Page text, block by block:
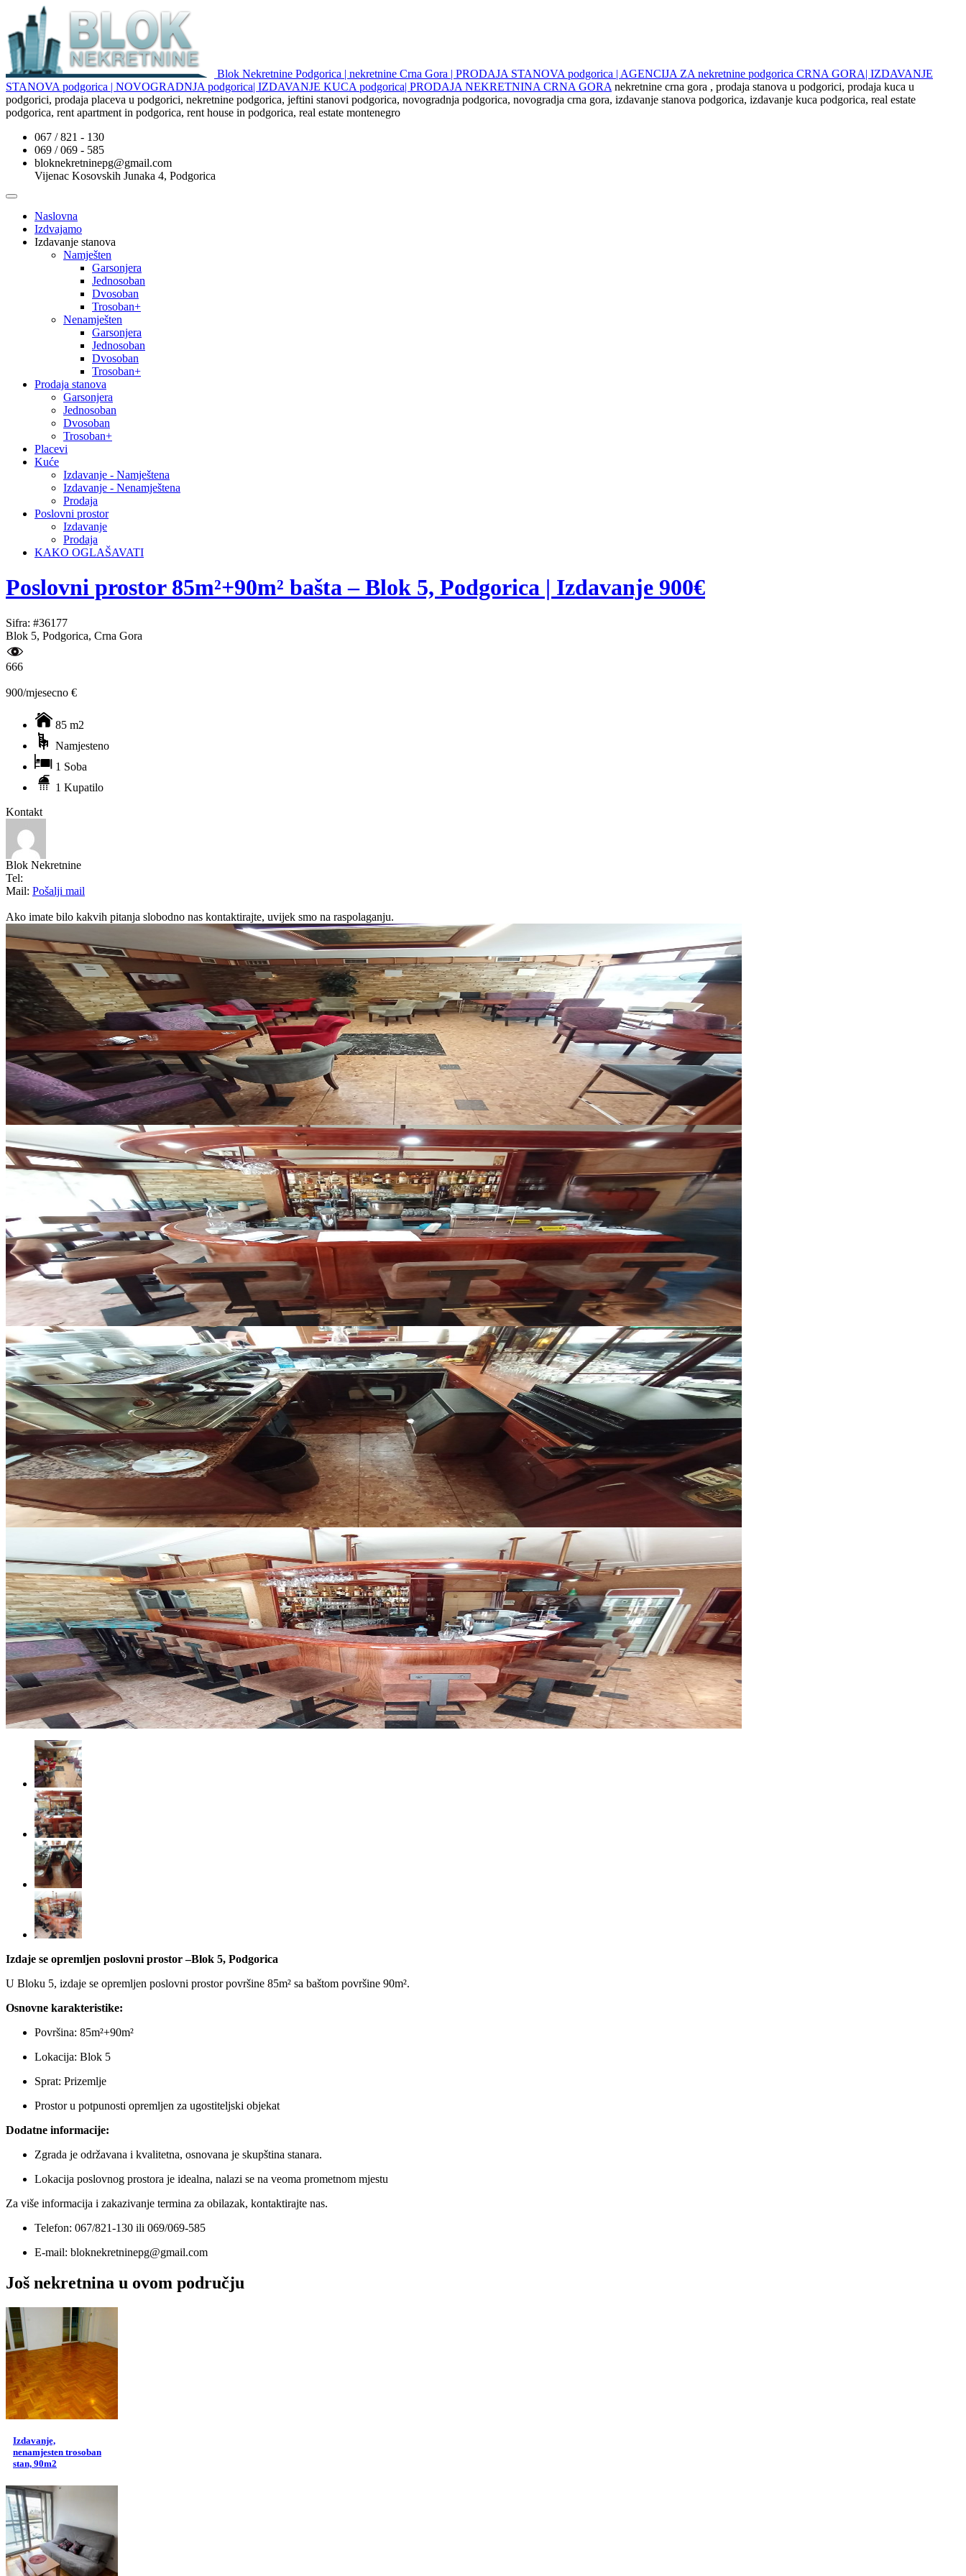
Blok Nekretnine Podgorica | nekretnine Crna Gora | PRODAJA STANOVA podgorica | AGENCIJA ZA nekretnine podgorica CRNA GORA| IZDAVANJE
STANOVA podgorica | NOVOGRADNJA podgorica| IZDAVANJE KUCA podgorica| PRODAJA NEKRETNINA CRNA GORA nekretnine crna gora , prodaja stanova u podgorici, prodaja kuca u
podgorici, prodaja placeva u podgorici, nekretnine podgorica, jeftini stanovi podgorica, novogradnja podgorica, novogradja crna gora, izdavanje stanova podgorica, izdavanje kuca podgorica, real estate
podgorica, rent apartment in podgorica, rent house in podgorica, real estate montenegro
067 / 821 - 130
069 / 069 - 585
bloknekretninepg@gmail.com
Vijenac Kosovskih Junaka 4, Podgorica
Naslovna
Izdvajamo
Izdavanje stanova
Namješten
Garsonjera
Jednosoban
Dvosoban
Trosoban+
Nenamješten
Garsonjera
Jednosoban
Dvosoban
Trosoban+
Prodaja stanova
Garsonjera
Jednosoban
Dvosoban
Trosoban+
Placevi
Kuće
Izdavanje - Namještena
Izdavanje - Nenamještena
Prodaja
Poslovni prostor
Izdavanje
Prodaja
KAKO OGLAŠAVATI
Poslovni prostor 85m²+90m² bašta – Blok 5, Podgorica | Izdavanje 900€
Sifra: #36177
Blok 5, Podgorica, Crna Gora
666
900/mjesecno €
85 m2
Namjesteno
1 Soba
1 Kupatilo
Kontakt
Blok Nekretnine
Tel:
Mail: Pošalji mail
Ako imate bilo kakvih pitanja slobodno nas kontaktirajte, uvijek smo na raspolaganju.
Izdaje se opremljen poslovni prostor –Blok 5, Podgorica
U Bloku 5, izdaje se opremljen poslovni prostor površine 85m² sa baštom površine 90m².
Osnovne karakteristike:
Površina: 85m²+90m²
Lokacija: Blok 5
Sprat: Prizemlje
Prostor u potpunosti opremljen za ugostiteljski objekat
Dodatne informacije:
Zgrada je održavana i kvalitetna, osnovana je skupština stanara.
Lokacija poslovnog prostora je idealna, nalazi se na veoma prometnom mjestu
Za više informacija i zakazivanje termina za obilazak, kontaktirajte nas.
Telefon: 067/821-130 ili 069/069-585
E-mail: bloknekretninepg@gmail.com
Još nekretnina u ovom području
Izdavanje,
nenamjesten trosoban
stan, 90m2